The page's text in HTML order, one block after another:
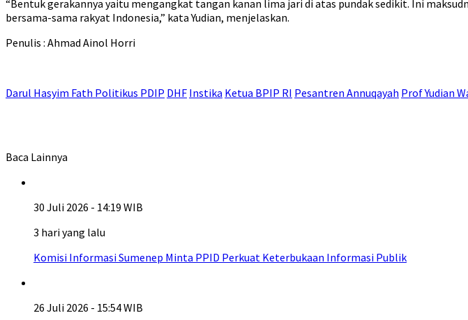
“Bentuk gerakannya yaitu mengangkat tangan kanan lima jari di atas pundak sedikit. Ini
bersama-sama rakyat Indonesia,” kata Yudian, menjelaskan.
Penulis : Ahmad Ainol Horri
Darul Hasyim Fath Politikus PDIP DHF Instika Ketua BPIP RI Pesantren Annuqayah Prof Yudian
Baca Lainnya
30 Juli 2026 - 14:19 WIB
3 hari yang lalu
Komisi Informasi Sumenep Minta PPID Perkuat Keterbukaan Informasi Publik
26 Juli 2026 - 15:54 WIB